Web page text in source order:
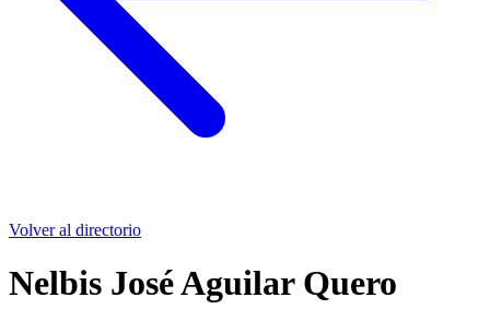
Volver al directorio
Nelbis José Aguilar Quero